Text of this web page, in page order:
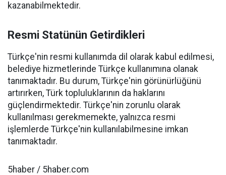
kazanabilmektedir.
Resmi Statünün Getirdikleri
Türkçe'nin resmi kullanımda dil olarak kabul edilmesi,
belediye hizmetlerinde Türkçe kullanımına olanak
tanımaktadır. Bu durum, Türkçe'nin görünürlüğünü
artırırken, Türk topluluklarının da haklarını
güçlendirmektedir. Türkçe'nin zorunlu olarak
kullanılması gerekmemekte, yalnızca resmi
işlemlerde Türkçe'nin kullanılabilmesine imkan
tanımaktadır.
5haber / 5haber.com